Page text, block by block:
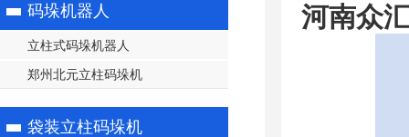
码垛机器人
立柱式码垛机器人
郑州北元立柱码垛机
袋装立柱码垛机
河南众